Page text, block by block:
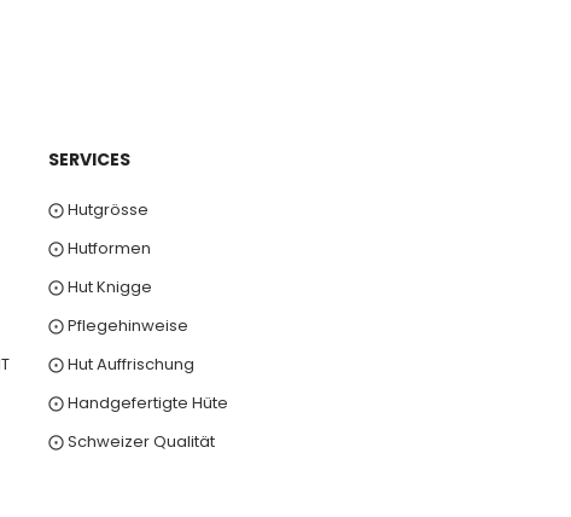
SERVICES
⨀ Hutgrösse
⨀ Hutformen
⨀ Hut Knigge
⨀ Pflegehinweise
⨀ Hut Auffrischung
⨀ Handgefertigte Hüte
⨀ Schweizer Qualität